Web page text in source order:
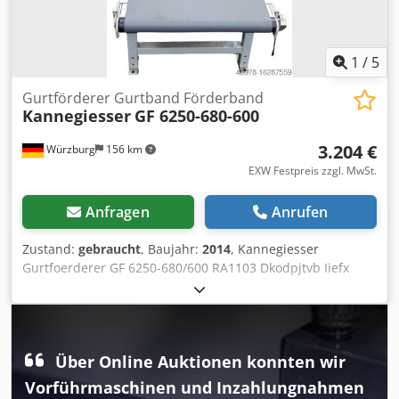
Co. KG Ihr Spezialist und Ansprechpartner für Intralogistik
1 / 5
Würzburg 156 km
Gurtförderer Gurtband Förderband
Kannegiesser GF 6250-680-600
3.204 €
EXW Festpreis zzgl. MwSt.
Anfragen Anrufen
Zustand: gebraucht, Baujahr: 2014, Kannegiesser
Gurtfoerderer GF 6250-680/600 RA1103 Dkodpjtvb Iiefx
Amaer Fabrikat: Kannegiesser neuwertig,
Ausstellungsmaschine Baujahr 2014 Förderlänge (FL):
6.250 mm Gurtbreite (GB): 600 mm Nenn-/Außenbreite
(NB): 680 mm konstante Fördergeschwindigkeit: v=05
m/sec. Elektrische Daten: 380V 0,25kW ohne
Steuerung/Anschlüsse zu vor-und nachgeschalteten
Über Online Auktionen konnten wir
Vorführmaschinen und Inzahlungnahmen